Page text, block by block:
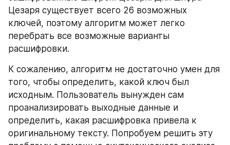
Цезаря существует всего 26 возможных
ключей, поэтому алгоритм может легко
перебрать все возможные варианты
расшифровки.
К сожалению, алгоритм не достаточно умен для
того, чтобы определить, какой ключ был
исходным. Пользователь вынужден сам
проанализировать выходные данные и
определить, какая расшифровка привела к
оригинальному тексту. Попробуем решить эту